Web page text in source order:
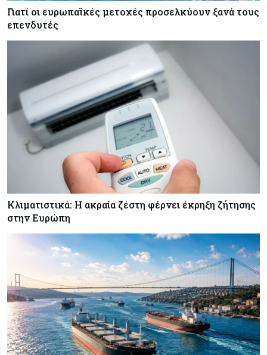
Κόσμος
Οι πυρκαγιές κατακαίνε την Ευρώπη, αλλά οι
ζημιές δεν είναι ασφαλισμένες
Κόσμος
Γιατί οι κεντρικές τράπεζες αφήνουν τις αγορές
να «παίξουν μπάλα»
Γιατί οι ευρωπαϊκές μετοχές προσελκύουν ξανά τους
επενδυτές
Κλιματιστικά: Η ακραία ζέστη φέρνει έκρηξη ζήτησης
στην Ευρώπη